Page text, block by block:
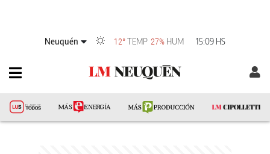
Neuquén 12°TEMP 27% HUM 15:09 HS